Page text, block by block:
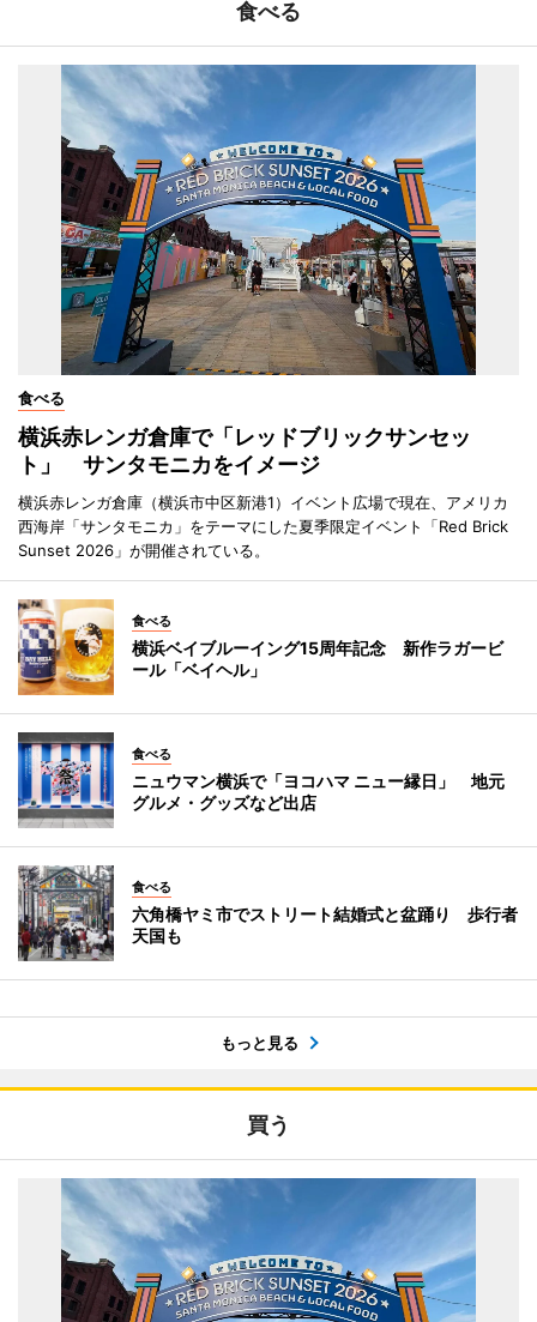
食べる
食べる
横浜赤レンガ倉庫で「レッドブリックサンセッ
ト」 サンタモニカをイメージ
横浜赤レンガ倉庫（横浜市中区新港1）イベント広場で現在、アメリカ
西海岸「サンタモニカ」をテーマにした夏季限定イベント「Red Brick
Sunset 2026」が開催されている。
食べる
横浜ベイブルーイング15周年記念 新作ラガービ
ール「ベイヘル」
食べる
ニュウマン横浜で「ヨコハマ ニュー縁日」 地元
グルメ・グッズなど出店
食べる
六角橋ヤミ市でストリート結婚式と盆踊り 歩行者
天国も
もっと見る
買う